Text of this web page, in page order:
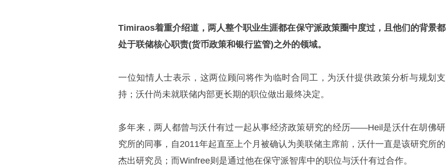
Timiraos着重介绍道，两人整个职业生涯都在保守派政策圈中度过，且他们的背景都
处于联储核心职责(货币政策和银行监管)之外的领域。
一位知情人士表示，这两位顾问将作为临时合同工，为沃什提供政策分析与规划支
持；沃什尚未就联储内部更长期的职位做出最终决定。
多年来，两人都曾与沃什有过一起从事经济政策研究的经历——Heil是沃什在胡佛研
究所的同事，自2011年起直至上个月被确认为美联储主席前，沃什一直是该研究所的
杰出研究员；而Winfree则是通过他在保守派智库中的职位与沃什有过合作。